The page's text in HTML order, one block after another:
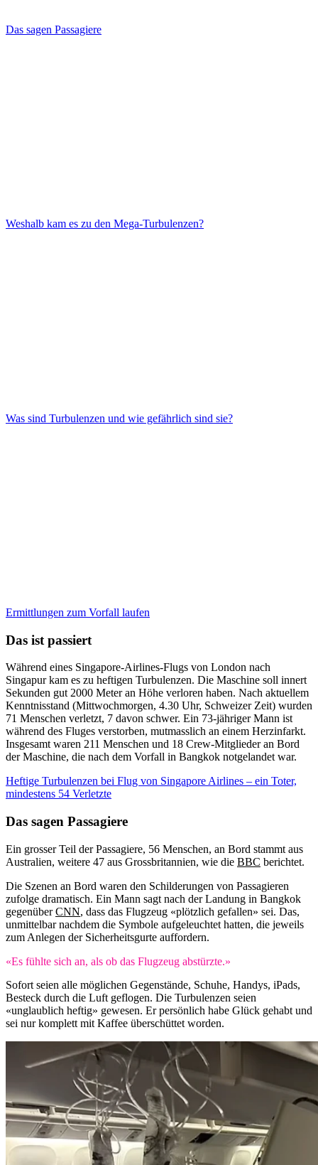
Das sagen Passagiere
Weshalb kam es zu den Mega-Turbulenzen?
Was sind Turbulenzen und wie gefährlich sind sie?
Ermittlungen zum Vorfall laufen
Das ist passiert
Während eines Singapore-Airlines-Flugs von London nach
Singapur kam es zu heftigen Turbulenzen. Die Maschine soll innert
Sekunden gut 2000 Meter an Höhe verloren haben. Nach aktuellem
Kenntnisstand (Mittwochmorgen, 4.30 Uhr, Schweizer Zeit) wurden
71 Menschen verletzt, 7 davon schwer. Ein 73-jähriger Mann ist
während des Fluges verstorben, mutmasslich an einem Herzinfarkt.
Insgesamt waren 211 Menschen und 18 Crew-Mitglieder an Bord
der Maschine, die nach dem Vorfall in Bangkok notgelandet war.
Heftige Turbulenzen bei Flug von Singapore Airlines – ein Toter,
mindestens 54 Verletzte
Das sagen Passagiere
Ein grosser Teil der Passagiere, 56 Menschen, an Bord stammt aus
Australien, weitere 47 aus Grossbritannien, wie die BBC berichtet.
Die Szenen an Bord waren den Schilderungen von Passagieren
zufolge dramatisch. Ein Mann sagt nach der Landung in Bangkok
gegenüberCNN, dass das Flugzeug «plötzlich gefallen» sei. Das,
unmittelbar nachdem die Symbole aufgeleuchtet hatten, die jeweils
zum Anlegen der Sicherheitsgurte auffordern.
«Es fühlte sich an, als ob das Flugzeug abstürzte.»
Sofort seien alle möglichen Gegenstände, Schuhe, Handys, iPads,
Besteck durch die Luft geflogen. Die Turbulenzen seien
«unglaublich heftig» gewesen. Er persönlich habe Glück gehabt und
sei nur komplett mit Kaffee überschüttet worden.